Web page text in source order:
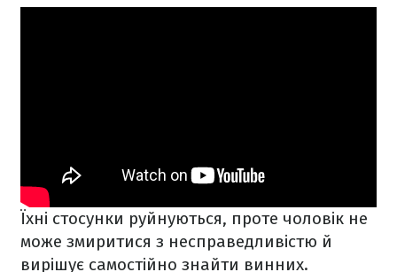
Їхні стосунки руйнуються, проте чоловік не
може змиритися з несправедливістю й
вирішує самостійно знайти винних.